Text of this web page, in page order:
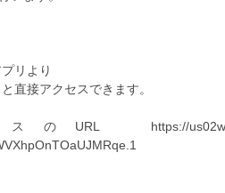
リより
直接アクセスできます。
https://